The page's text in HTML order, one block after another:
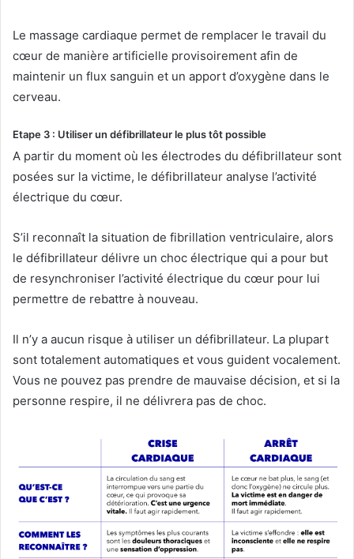
Le massage cardiaque permet de remplacer le travail du
cœur de manière artificielle provisoirement afin de
maintenir un flux sanguin et un apport d’oxygène dans le
cerveau.
Etape 3 : Utiliser un défibrillateur le plus tôt possible
A partir du moment où les électrodes du défibrillateur sont
posées sur la victime, le défibrillateur analyse l’activité
électrique du cœur.
S’il reconnaît la situation de fibrillation ventriculaire, alors
le défibrillateur délivre un choc électrique qui a pour but
de resynchroniser l’activité électrique du cœur pour lui
permettre de rebattre à nouveau.
Il n’y a aucun risque à utiliser un défibrillateur. La plupart
sont totalement automatiques et vous guident vocalement.
Vous ne pouvez pas prendre de mauvaise décision, et si la
personne respire, il ne délivrera pas de choc.